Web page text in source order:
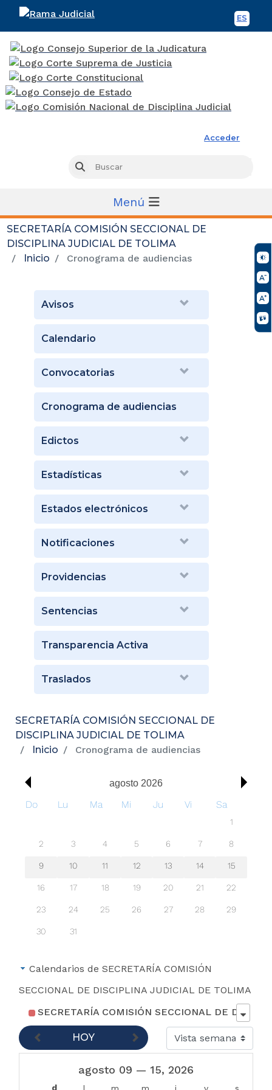
ES
Acceder
Buscar
Menú
SECRETARÍA COMISIÓN SECCIONAL DE
DISCIPLINA JUDICIAL DE TOLIMA
Inicio
Cronograma de audiencias
Avisos
Calendario
Convocatorias
Cronograma de audiencias
Edictos
Estadísticas
Estados electrónicos
Notificaciones
Providencias
Sentencias
Transparencia Activa
Traslados
SECRETARÍA COMISIÓN SECCIONAL DE
DISCIPLINA JUDICIAL DE TOLIMA
Inicio
Cronograma de audiencias
agosto 2026
Do Lu Ma Mi Ju Vi Sa
1
2 3 4 5 6 7 8
9 10 11 12 13 14 15
16 17 18 19 20 21 22
23 24 25 26 27 28 29
30 31
Calendarios de SECRETARÍA COMISIÓN
SECCIONAL DE DISCIPLINA JUDICIAL DE TOLIMA
SECRETARÍA COMISIÓN SECCIONAL DE DISCIPLINA JUDICIAL DE TOLIMA
HOY
agosto 09 — 15, 2026
00:
01:
07:
00
00
09:
00